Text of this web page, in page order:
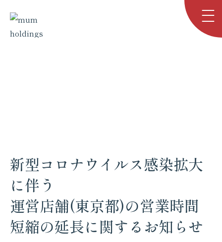
新型コロナウイルス感染拡大
に伴う
運営店舗(東京都)の営業時間
短縮の延長に関するお知らせ